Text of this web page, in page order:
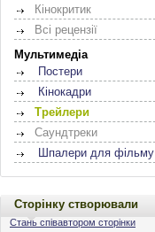
Кінокритик
Всі рецензії
Мультимедіа
Постери
Кінокадри
Трейлери
Саундтреки
Шпалери для фільму
Сторінку створювали
Стань співавтором сторінки